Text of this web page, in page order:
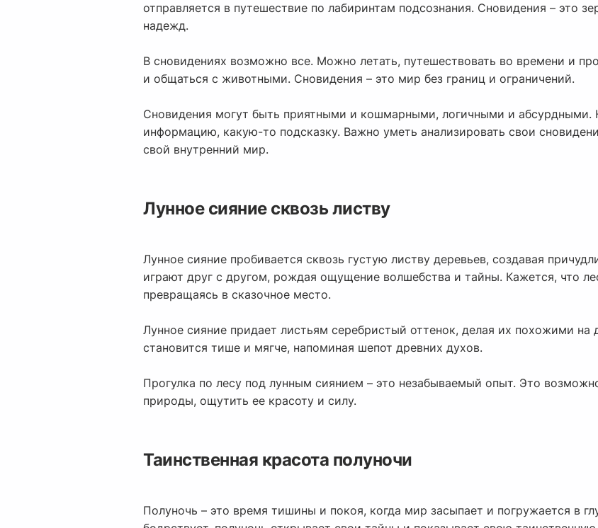
отправляется в путешествие по лабиринтам подсознания. Сновидения – это
надежд.
В сновидениях возможно все. Можно летать, путешествовать во времени и
и общаться с животными. Сновидения – это мир без границ и ограничений.
Сновидения могут быть приятными и кошмарными, логичными и абсурдными.
информацию, какую-то подсказку. Важно уметь анализировать свои
свой внутренний мир.
Лунное сияние сквозь листву
Лунное сияние пробивается сквозь густую листву деревьев, создавая
играют друг с другом, рождая ощущение волшебства и тайны. Кажется, что
превращаясь в сказочное место.
Лунное сияние придает листьям серебристый оттенок, делая их похожими
становится тише и мягче, напоминая шепот древних духов.
Прогулка по лесу под лунным сиянием – это незабываемый опыт. Это
природы, ощутить ее красоту и силу.
Таинственная красота полуночи
Полуночь – это время тишины и покоя, когда мир засыпает и погружается в